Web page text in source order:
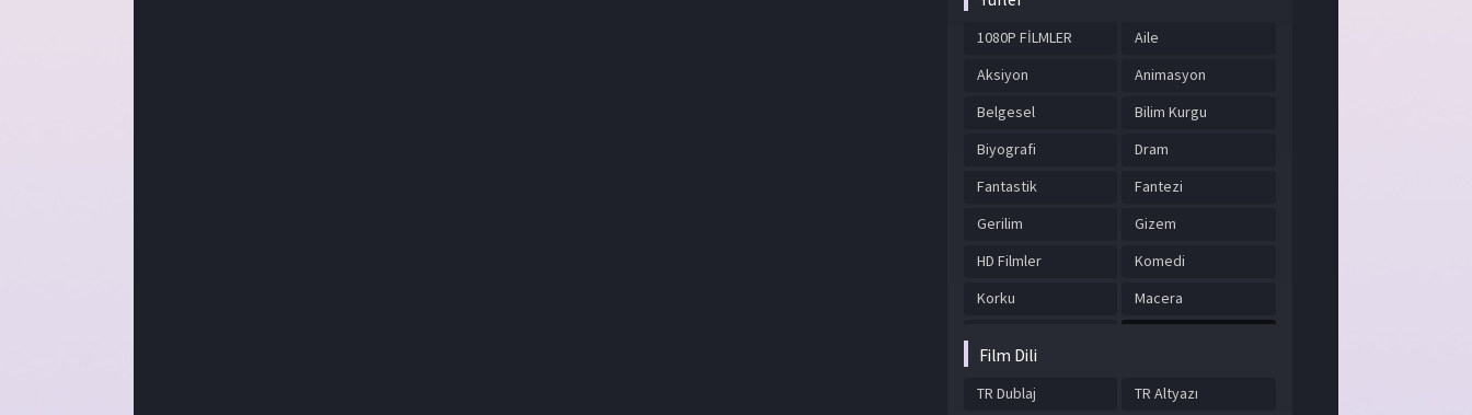
1080P FİLMLER
Aile
Aksiyon
Animasyon
Belgesel
Bilim Kurgu
Biyografi
Dram
Fantastik
Fantezi
Gerilim
Gizem
HD Filmler
Komedi
Korku
Macera
Film Dili
TR Dublaj TR Altyazı